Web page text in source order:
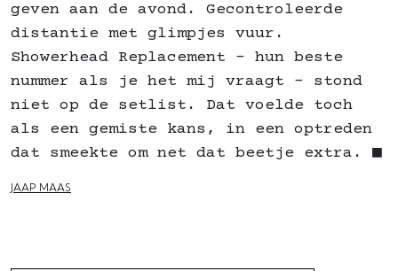
geven aan de avond. Gecontroleerde
distantie met glimpjes vuur.
Showerhead Replacement – hun beste
nummer als je het mij vraagt – stond
niet op de setlist. Dat voelde toch
als een gemiste kans, in een optreden
dat smeekte om net dat beetje extra. ■
JAAP MAAS